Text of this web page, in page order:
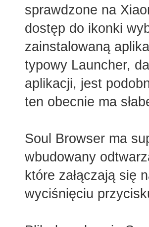
sprawdzone na
dostęp do ikonki
zainstalowaną
typowy Launcher,
aplikacji, jest
ten obecnie ma
Soul Browser ma
wbudowany
które załączają się
wyciśnięciu